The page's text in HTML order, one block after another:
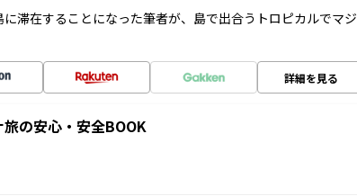
滞在することになった筆者が、島で出合うトロピカルでマジ
詳細を見る
の安心・安全BOOK